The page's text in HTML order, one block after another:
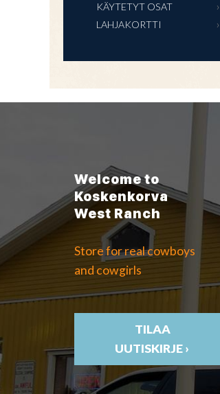
KÄYTETYT OSAT
LAHJAKORTTI
Welcome to
Koskenkorva
West Ranch
Store for real cowboys
and cowgirls
TILAA
UUTISKIRJE ›